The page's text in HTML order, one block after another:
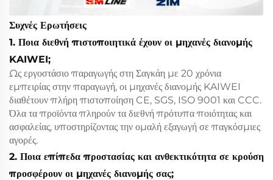
Συχνές Ερωτήσεις
1. Ποια διεθνή πιστοποιητικά έχουν οι μηχανές διανομής
KAIWEI;
Ως εργοστάσιο παραγωγής στη Σαγκάη με 20 χρόνια
εμπειρίας στην παραγωγή, οι μηχανές διανομής KAIWEI
διαθέτουν πλήρη πιστοποίηση CE, SGS, ISO 9001 και CCC.
Όλα τα προϊόντα πληρούν τα διεθνή πρότυπα ποιότητας και
ασφαλείας, υποστηρίζοντας την ομαλή εξαγωγή σε παγκόσμιες
αγορές.
2. Ποια επίπεδα προστασίας και ανθεκτικότητα σε κρούση
προσφέρουν οι μηχανές διανομής σας;